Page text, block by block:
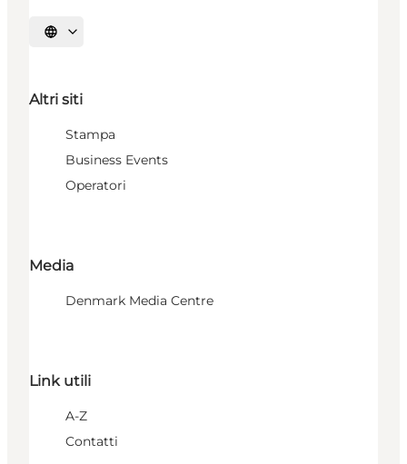
Seleziona la lingua
Altri siti
Stampa
Business Events
Operatori
Media
Denmark Media Centre
Link utili
A-Z
Contatti